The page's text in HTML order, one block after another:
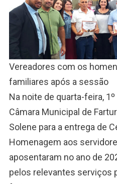
Vereadores com os
familiares após a sessão
Na noite de quarta-feira,
Câmara Municipal de
Solene para a entrega de
Homenagem aos
aposentaram no ano de
pelos relevantes serviços